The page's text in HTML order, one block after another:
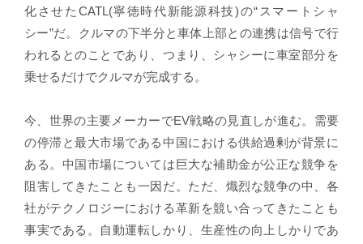
化させたCATL(寧徳時代新能源科技)の“スマートシャ
シー”だ。クルマの下半分と車体上部との連携は信号で行
われるとのことであり、つまり、シャシーに車室部分を
乗せるだけでクルマが完成する。
今、世界の主要メーカーでEV戦略の見直しが進む。需要
の停滞と最大市場である中国における供給過剰が背景に
ある。中国市場については巨大な補助金が公正な競争を
阻害してきたことも一因だ。ただ、熾烈な競争の中、各
社がテクノロジーにおける革新を競い合ってきたことも
事実である。自動運転しかり、生産性の向上しかりであ